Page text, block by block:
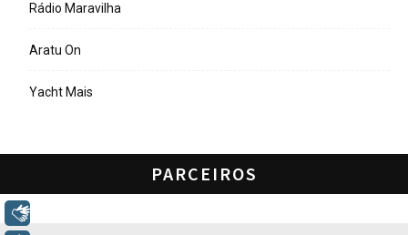
Rádio Maravilha
Aratu On
Yacht Mais
PARCEIROS